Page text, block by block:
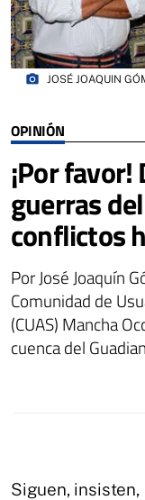
OPINIÓN
¡Por
guerras
conflictos
Por José Joaquín
Comunidad de
(CUAS) Mancha
cuenca del
photo_camera JOSÉ JOAQUIN
Siguen, insisten,